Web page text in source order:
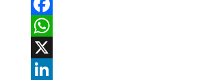
Facebook
WhatsApp
X